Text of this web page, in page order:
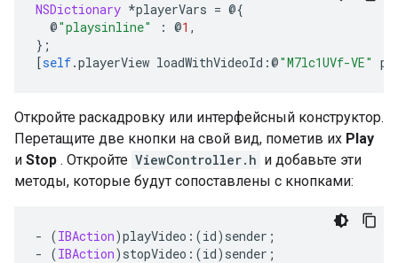
NSDictionary *playerVars = @{
@"playsinline" : @1 ,
};
[self.playerView loadWithVideoId :@"M7lc1UVf-VE"
Откройте раскадровку или интерфейсный конструктор.
Перетащите две кнопки на свой вид, пометив их Play
и Stop . Откройте ViewController.h и добавьте эти
методы, которые будут сопоставлены с кнопками:
- (IBAction)playVideo :(id) sender ;
-
(IBAction) stopVideo :(id) sender ;